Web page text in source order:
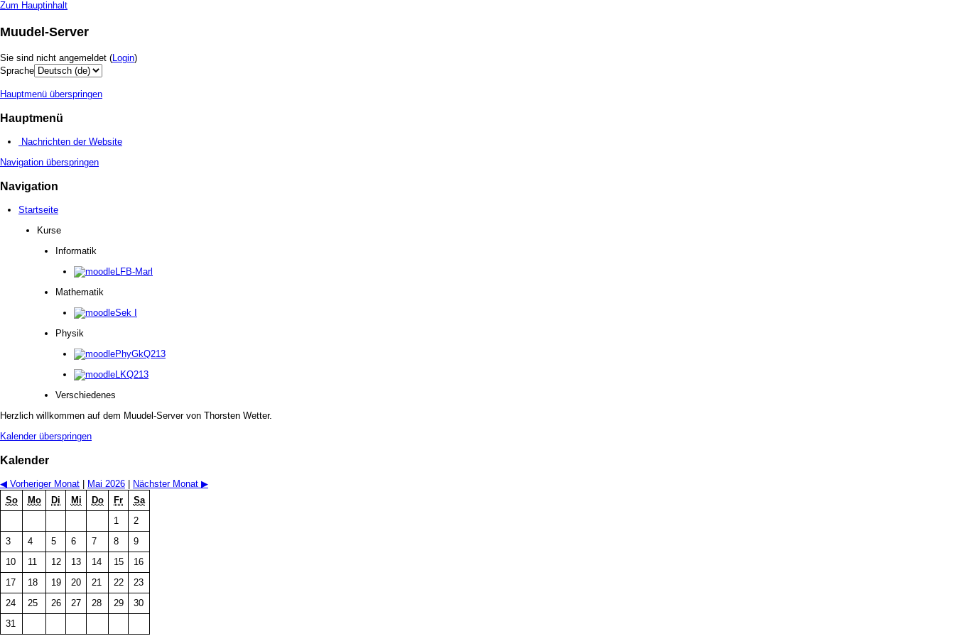
Zum Hauptinhalt
Muudel-Server
Sie sind nicht angemeldet (Login)
Sprache
Hauptmenü überspringen
Hauptmenü
Nachrichten der Website
Navigation überspringen
Navigation
Startseite
Kurse
Informatik
LFB-Marl
Mathematik
Sek I
Physik
PhyGkQ213
LKQ213
Verschiedenes
Herzlich willkommen auf dem Muudel-Server von Thorsten Wetter.
Kalender überspringen
Kalender
◀ Vorheriger Monat Mai 2026 Nächster Monat ▶
So
Mo Di Mi Do Fr
Sa
1
2
3
4 5 6 7 8
9
10
11 12 13 14 15
16
17
18 19 20 21 22
23
24
25 26 27 28 29
30
31